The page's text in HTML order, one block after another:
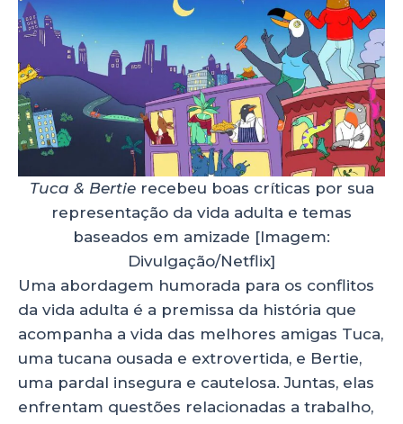
Tuca & Bertierecebeu boas críticas por sua
representação da vida adulta e temas
baseados em amizade [Imagem:
Divulgação/Netflix]
Uma abordagem humorada para os conflitos
da vida adulta é a premissa da história que
acompanha a vida das melhores amigas Tuca,
uma tucana ousada e extrovertida, e Bertie,
uma pardal insegura e cautelosa. Juntas, elas
enfrentam questões relacionadas a trabalho,